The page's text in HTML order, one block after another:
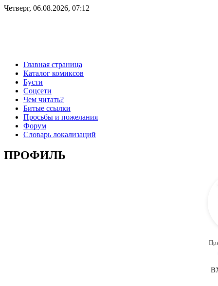
Четверг, 06.08.2026, 07:12
Главная страница
Каталог комиксов
Бусти
Соцсети
Чем читать?
Битые ссылки
Просьбы и пожелания
Форум
Словарь локализаций
ПРОФИЛЬ